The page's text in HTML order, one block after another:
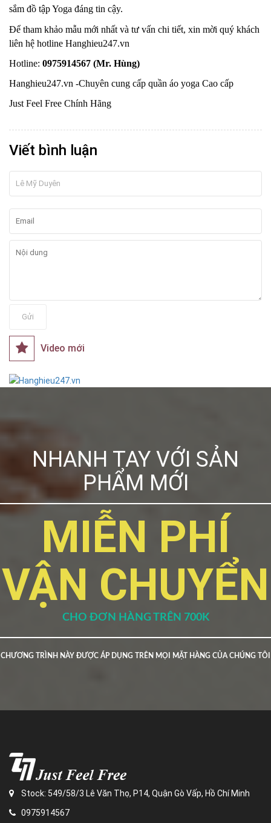
sắm đồ tập Yoga đáng tin cậy.
Để tham khảo mẫu mới nhất và tư vấn chi tiết, xin mời quý khách
liên hệ hotline Hanghieu247.vn
Hotline: 0975914567 (Mr. Hùng)
Hanghieu247.vn -Chuyên cung cấp quần áo yoga Cao cấp
Just Feel Free Chính Hãng
Viết bình luận
Gửi
Video mới
NHANH TAY VỚI SẢN
PHẨM MỚI
MIỄN PHÍ
VẬN CHUYỂN
CHO ĐƠN HÀNG TRÊN 700K
CHƯƠNG TRÌNH NÀY ĐƯỢC ÁP DỤNG TRÊN MỌI MẶT HÀNG CỦA CHÚNG TÔI
Stock: 549/58/3 Lê Văn Thọ, P14, Quận Gò Vấp, Hồ Chí Minh
0975914567